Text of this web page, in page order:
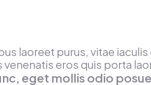
laoreet purus, vitae
eros quis porta
eget mollis odio